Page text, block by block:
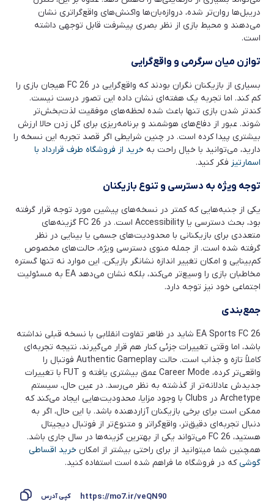
دریبل‌ها روان‌تر شده، دروازه‌بان‌ها واکنش‌های واقع‌گراتری نشان
می‌دهند و محیط بازی از نظر بصری پیشرفت قابل توجهی داشته
است.
توازن میان سرگرمی و واقع‌گرایی
بسیاری از بازیکنان نگران بودند که واقع‌گرایی در FC 26 هیجان بازی را
کم کند. اما تجربه یک هفته‌ای نشان داده این تصور درست نیست.
کندتر شدن بازی تنها باعث شده لحظه‌های موفقیت لذت‌بخش‌تر
شوند. عبور از دفاع‌های هوشمند و برنامه‌ریزی برای گل زدن حالا ارزش
بیشتری پیدا کرده است. در چنین شرایطی اگر قصد تجربه این نسخه را
دارید، می‌توانید با خیال راحت به خرید از فروشگاه طرف قرارداد با
اسمارتیز فکر کنید.
توجه ویژه به دسترسی و تنوع بازیکنان
یکی از جنبه‌هایی که کمتر در نسخه‌های پیشین مورد توجه قرار گرفته
بود، بحث دسترسی یا Accessibility است. در FC 26 گزینه‌های
متعددی برای بازیکنانی با محدودیت‌های جسمی یا بینایی در نظر
گرفته شده است. از جمله منوی دسترسی ویژه، حالت‌های مخصوص
کم‌بینایی و امکان تغییر اندازه نشانگر بازیکن. این موارد نه تنها گستره
مخاطبان بازی را وسیع‌تر می‌کند، بلکه نشان می‌دهد EA به مسئولیت
اجتماعی خود نیز توجه دارد.
جمع‌بندی
EA Sports FC 26 شاید در ظاهر تفاوت انقلابی با نسخه قبلی نداشته
باشد، اما وقتی تغییرات جزئی کنار هم قرار می‌گیرند، نتیجه تجربه‌ای
کاملاً تازه و جذاب است. حالت Authentic Gameplay فوتبال را
واقعی‌تر کرده، Career Mode عمق بیشتری یافته و FUT با تغییرات
جدیدش عادلانه‌تر از گذشته به نظر می‌رسد. در عین حال، سیستم
Archetype در Clubs با وجود مزایا، محدودیت‌هایی ایجاد می‌کند که
ممکن است برای برخی بازیکنان آزاردهنده باشد. با این حال، اگر به
دنبال تجربه‌ای دقیق‌تر، واقع‌گراتر و متنوع‌تر از فوتبال دیجیتال
هستید، FC 26 می‌تواند یکی از بهترین گزینه‌ها در سال جاری باشد.
همچنین شما میتوانید از برای راحتی بیشتر از امکان خرید اقساطی
گوشیکه در فروشگاه ما فراهم شده است استفاده کنید.
https://mo7.ir/veQN90 کپی آدرس